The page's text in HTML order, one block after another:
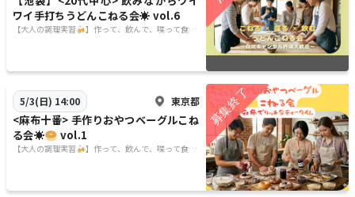
ワイ手打ちうどんこねる会☀️ vol.6
【大人の調理実習🍻】作って、飲んで、喋って食べ
5/3(日) 14:00 東京都
<麻布十番> 手作りおやつベーグルこね
る会☀️🥯 vol.1
【大人の調理実習🍻】作って、飲んで、喋って食べ